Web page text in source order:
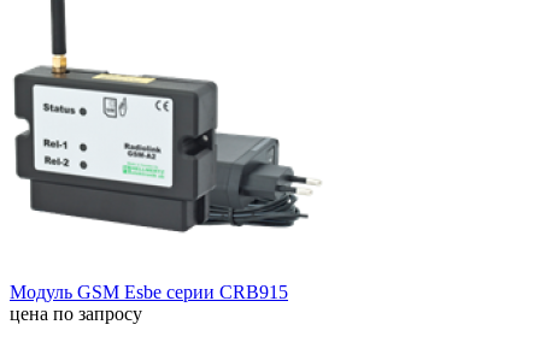
Модуль GSM Esbe серии CRB915
цена по запросу